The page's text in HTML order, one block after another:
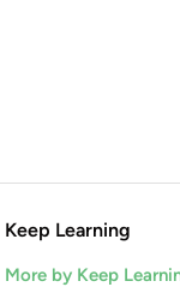
Keep Learning
More by Keep